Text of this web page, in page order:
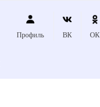
Профиль ВК ОК